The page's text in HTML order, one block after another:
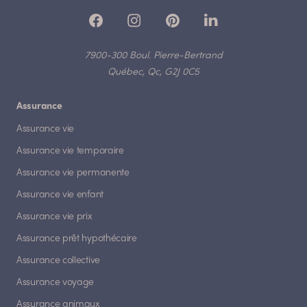
7900-300 Boul. Pierre-Bertrand
Québec, Qc, G2J 0C5
Assurance
Assurance vie
Assurance vie temporaire
Assurance vie permanente
Assurance vie enfant
Assurance vie prix
Assurance prêt hypothécaire
Assurance collective
Assurance voyage
Assurance animaux